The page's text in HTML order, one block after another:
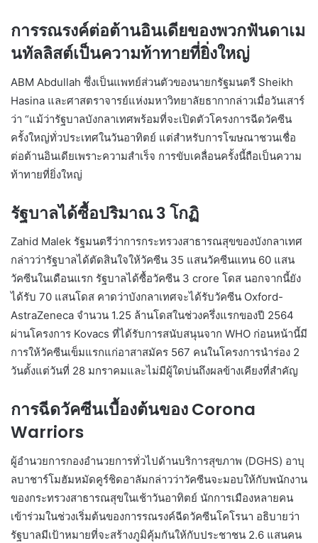
การรณรงค์ต่อต้านอินเดียของพวกฟันดาเม
นทัลลิสต์เป็นความท้าทายที่ยิ่งใหญ่
ABM Abdullah ซึ่งเป็นแพทย์ส่วนตัวของนายกรัฐมนตรี Sheikh
Hasina และศาสตราจารย์แห่งมหาวิทยาลัยธากากล่าวเมื่อวันเสาร์
ว่า “แม้ว่ารัฐบาลบังกลาเทศพร้อมที่จะเปิดตัวโครงการฉีดวัคซีน
ครั้งใหญ่ทั่วประเทศในวันอาทิตย์ แต่สำหรับการโฆษณาชวนเชื่อ
ต่อต้านอินเดียเพราะความสำเร็จ การขับเคลื่อนครั้งนี้ถือเป็นความ
ท้าทายที่ยิ่งใหญ่
รัฐบาลได้ซื้อปริมาณ 3 โกฏิ
Zahid Malek รัฐมนตรีว่าการกระทรวงสาธารณสุขของบังกลาเทศ
กล่าวว่ารัฐบาลได้ตัดสินใจให้วัคซีน 35 แสนวัคซีนแทน 60 แสน
วัคซีนในเดือนแรก รัฐบาลได้ซื้อวัคซีน 3 crore โดส นอกจากนี้ยัง
ได้รับ 70 แสนโดส คาดว่าบังกลาเทศจะได้รับวัคซีน Oxford-
AstraZeneca จำนวน 1.25 ล้านโดสในช่วงครึ่งแรกของปี 2564
ผ่านโครงการ Kovacs ที่ได้รับการสนับสนุนจาก WHO ก่อนหน้านี้มี
การให้วัคซีนเข็มแรกแก่อาสาสมัคร 567 คนในโครงการนำร่อง 2
วันตั้งแต่วันที่ 28 มกราคมและไม่มีผู้ใดบ่นถึงผลข้างเคียงที่สำคัญ
การฉีดวัคซีนเบื้องต้นของ Corona
Warriors
ผู้อำนวยการกองอำนวยการทั่วไปด้านบริการสุขภาพ (DGHS) อาบุ
ลบาชาร์โมฮัมหมัดคูร์ชิดอาลัมกล่าวว่าวัคซีนจะมอบให้กับพนักงาน
ของกระทรวงสาธารณสุขในเช้าวันอาทิตย์ นักการเมืองหลายคน
เข้าร่วมในช่วงเริ่มต้นของการรณรงค์ฉีดวัคซีนโคโรนา อธิบายว่า
รัฐบาลมีเป้าหมายที่จะสร้างภูมิคุ้มกันให้กับประชาชน 2.6 แสนคน